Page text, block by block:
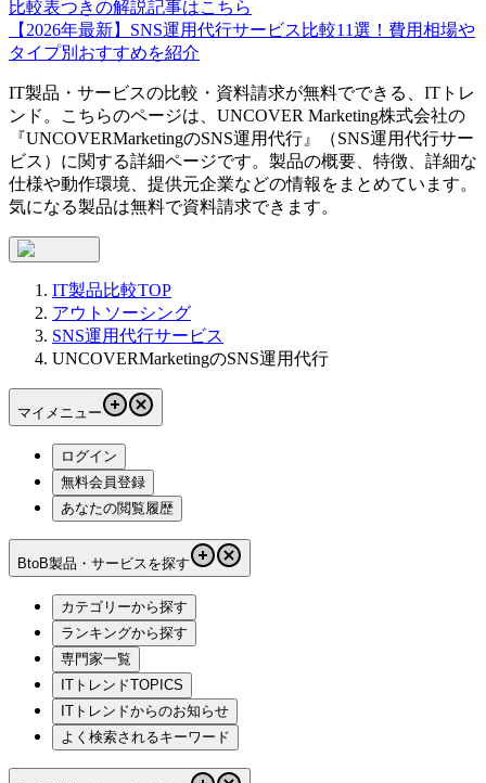
比較表つきの解説記事はこちら
【2026年最新】SNS運用代行サービス比較11選！費用相場や
タイプ別おすすめを紹介
IT製品・サービスの比較・資料請求が無料でできる、ITトレ
ンド。こちらのページは、 UNCOVER Marketing株式会社の
『UNCOVERMarketingのSNS運用代行 』（SNS運用代行サー
ビス ）に関する詳細ページです。製品の概要、特徴、詳細な
仕様や動作環境、提供元企業などの情報をまとめています。
気になる製品は無料で資料請求できます。
IT製品比較TOP
アウトソーシング
SNS運用代行サービス
UNCOVERMarketingのSNS運用代行
マイメニュー
ログイン
無料会員登録
あなたの閲覧履歴
BtoB製品・サービスを探す
カテゴリーから探す
ランキングから探す
専門家一覧
ITトレンドTOPICS
ITトレンドからのお知らせ
よく検索されるキーワード